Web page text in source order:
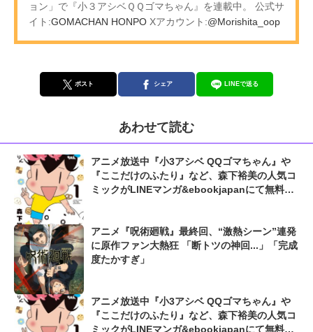
ョン」で『小３アシベＱＱゴマちゃん』を連載中。 公式サ
イト:GOMACHAN HONPO Xアカウント:@Morishita_oop
ポスト シェア LINEで送る
あわせて読む
アニメ放送中『小3アシベ QQゴマちゃん』や
『ここだけのふたり』など、森下裕美の人気コ
ミックがLINEマンガ&ebookjapanにて無料公
アニメ『呪術廻戦』最終回、“激熱シーン”連発
に原作ファン大熱狂 「断トツの神回...」「完成
度たかすぎ」
アニメ放送中『小3アシベ QQゴマちゃん』や
『ここだけのふたり』など、森下裕美の人気コ
ミックがLINEマンガ&ebookjapanにて無料公